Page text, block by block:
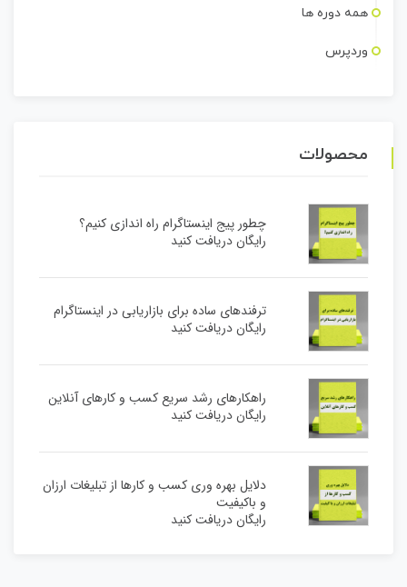
همه دوره ها
وردپرس
محصولات
چطور پیج اینستاگرام راه اندازی کنیم؟
رایگان دریافت کنید
ترفندهای ساده برای بازاریابی در اینستاگرام
رایگان دریافت کنید
راهکارهای رشد سریع کسب و کارهای آنلاین
رایگان دریافت کنید
دلایل بهره وری کسب و کارها از تبلیغات ارزان
و باکیفیت
رایگان دریافت کنید